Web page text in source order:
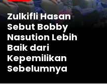
Zulkifli Hasan
Sebut Bobby
Nasution Lebih
Baik dari
Kepemilikan
Sebelumnya